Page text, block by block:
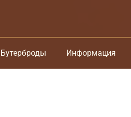
Бутерброды Информация